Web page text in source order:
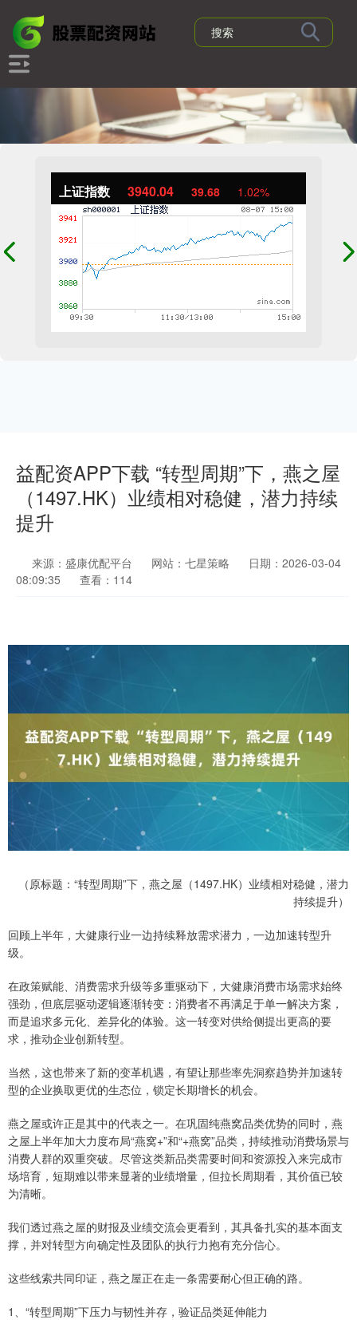
上证指数 3940.04 39.68 1.02%
益配资APP下载 “转型周期”下，燕之屋
（1497.HK）业绩相对稳健，潜力持续
提升
来源：盛康优配平台 网站：七星策略
日期：2026-03-04
08:09:35
查看：114
（原标题：“转型周期”下，燕之屋（1497.HK）业绩相对稳健，潜力
持续提升）
回顾上半年，大健康行业一边持续释放需求潜力，一边加速转型升
级。
在政策赋能、消费需求升级等多重驱动下，大健康消费市场需求始终
强劲，但底层驱动逻辑逐渐转变：消费者不再满足于单一解决方案，
而是追求多元化、差异化的体验。这一转变对供给侧提出更高的要
求，推动企业创新转型。
当然，这也带来了新的变革机遇，有望让那些率先洞察趋势并加速转
型的企业换取更优的生态位，锁定长期增长的机会。
燕之屋或许正是其中的代表之一。在巩固纯燕窝品类优势的同时，燕
之屋上半年加大力度布局“燕窝+”和“+燕窝”品类，持续推动消费场景与
消费人群的双重突破。尽管这类新品类需要时间和资源投入来完成市
场培育，短期难以带来显著的业绩增量，但拉长周期看，其价值已较
为清晰。
我们透过燕之屋的财报及业绩交流会更看到，其具备扎实的基本面支
撑，并对转型方向确定性及团队的执行力抱有充分信心。
这些线索共同印证，燕之屋正在走一条需要耐心但正确的路。
1、“转型周期”下压力与韧性并存，验证品类延伸能力